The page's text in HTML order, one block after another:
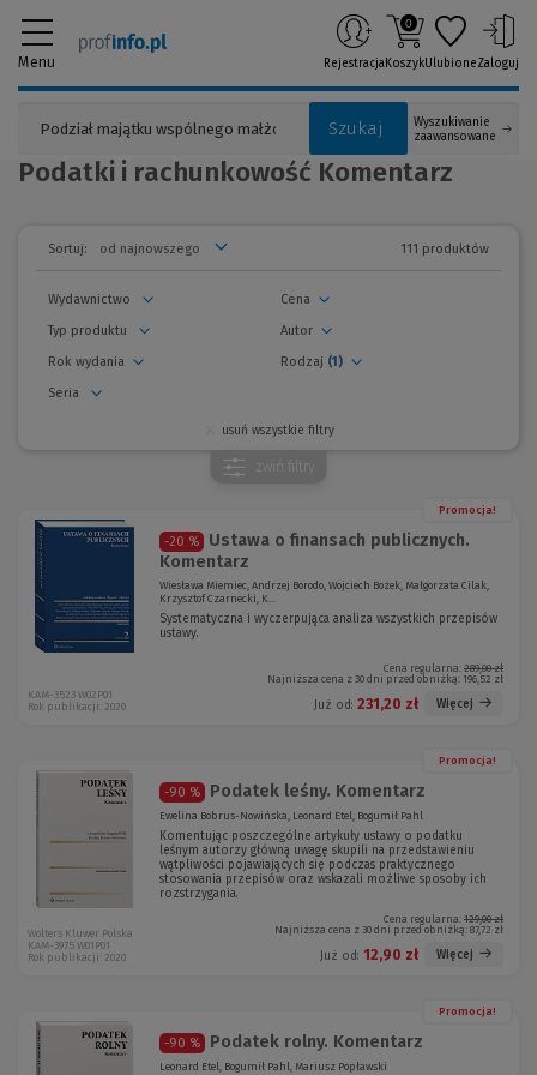
Menu
Szukaj
Wyszukiwanie
zaawansowane
Rejestracja
0
KoszykUlubioneZaloguj
Podatki i rachunkowość Komentarz
Sortuj: 111 produktów
Wydawnictwo
Rodzaj (1)
Autor
Seria
Cena
Rok wydania
Typ produktu
usuń wszystkie filtry
zwiń filtry
Promocja!
-20 %
Ustawa o finansach publicznych.
Komentarz
Wiesława Miemiec, Andrzej Borodo, Wojciech Bożek, Małgorzata Cilak,
Krzysztof Czarnecki, K...
Systematyczna i wyczerpująca analiza wszystkich przepisów
ustawy.
Cena regularna: 289,00 zł
Najniższa cena z 30 dni przed obniżką: 196,52 zł
Już od: 231,20 zł Więcej
KAM-3523 W02P01
Rok publikacji: 2020
Promocja!
-90 % Podatek leśny. Komentarz
Ewelina Bobrus-Nowińska, Leonard Etel, Bogumił Pahl
Komentując poszczególne artykuły ustawy o podatku
leśnym autorzy główną uwagę skupili na przedstawieniu
wątpliwości pojawiających się podczas praktycznego
stosowania przepisów oraz wskazali możliwe sposoby ich
rozstrzygania.
Cena regularna: 129,00 zł
Najniższa cena z 30 dni przed obniżką: 87,72 zł
Już od: 12,90 zł Więcej
Wolters Kluwer Polska
KAM-3975 W01P01
Rok publikacji: 2020
Promocja!
-90 % Podatek rolny. Komentarz
Leonard Etel, Bogumił Pahl, Mariusz Popławski